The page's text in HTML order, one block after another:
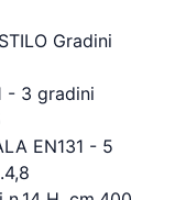
Gradini
- 3 gradini
EN131 - 5